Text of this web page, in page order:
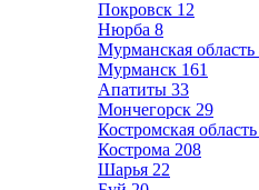
Покровск 12
Нюрба 8
Мурманская область
Мурманск 161
Апатиты 33
Мончегорск 29
Костромская область
Кострома 208
Шарья 22